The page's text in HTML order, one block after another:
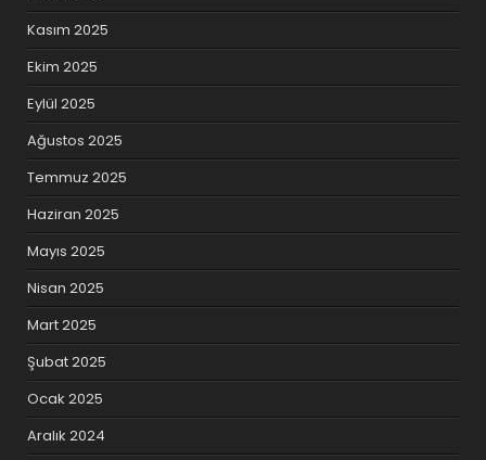
Kasım 2025
Ekim 2025
Eylül 2025
Ağustos 2025
Temmuz 2025
Haziran 2025
Mayıs 2025
Nisan 2025
Mart 2025
Şubat 2025
Ocak 2025
Aralık 2024